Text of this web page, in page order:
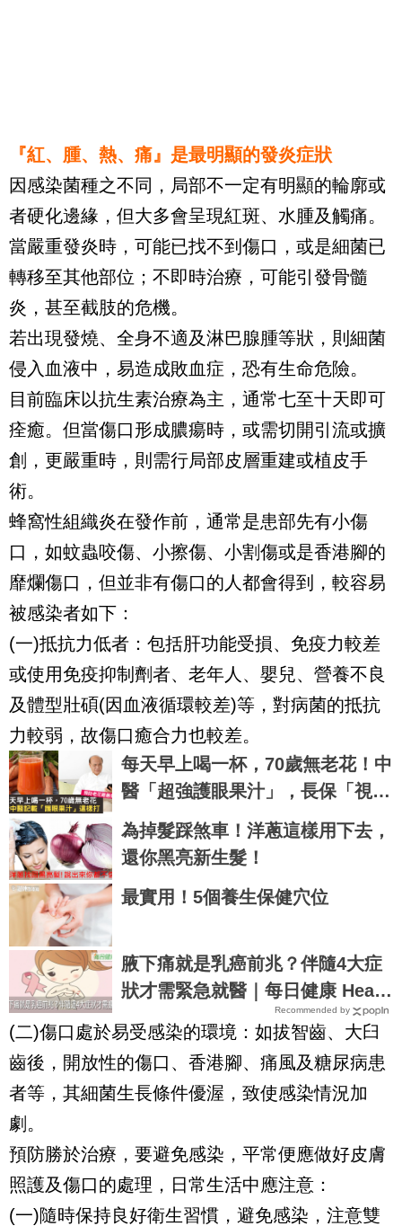
『紅、腫、熱、痛』是最明顯的發炎症狀
因感染菌種之不同，局部不一定有明顯的輪廓或
者硬化邊緣，但大多會呈現紅斑、水腫及觸痛。
當嚴重發炎時，可能已找不到傷口，或是細菌已
轉移至其他部位；不即時治療，可能引發骨髓
炎，甚至截肢的危機。
若出現發燒、全身不適及淋巴腺腫等狀，則細菌
侵入血液中，易造成敗血症，恐有生命危險。
目前臨床以抗生素治療為主，通常七至十天即可
痊癒。但當傷口形成膿瘍時，或需切開引流或擴
創，更嚴重時，則需行局部皮層重建或植皮手
術。
蜂窩性組織炎在發作前，通常是患部先有小傷
口，如蚊蟲咬傷、小擦傷、小割傷或是香港腳的
靡爛傷口，但並非有傷口的人都會得到，較容易
被感染者如下：
(一)抵抗力低者：包括肝功能受損、免疫力較差
或使用免疫抑制劑者、老年人、嬰兒、營養不良
及體型壯碩(因血液循環較差)等，對病菌的抵抗
力較弱，故傷口癒合力也較差。
每天早上喝一杯，70歲無老花！中
醫「超強護眼果汁」，長保「視」
如破竹好眼力｜每日健康 Health
為掉髮踩煞車！洋蔥這樣用下去，
還你黑亮新生髮！
最實用！5個養生保健穴位
腋下痛就是乳癌前兆？伴隨4大症
狀才需緊急就醫｜每日健康 Healt
Recommended by
(二)傷口處於易受感染的環境：如拔智齒、大臼
齒後，開放性的傷口、香港腳、痛風及糖尿病患
者等，其細菌生長條件優渥，致使感染情況加
劇。
預防勝於治療，要避免感染，平常便應做好皮膚
照護及傷口的處理，日常生活中應注意：
(一)隨時保持良好衛生習慣，避免感染，注意雙